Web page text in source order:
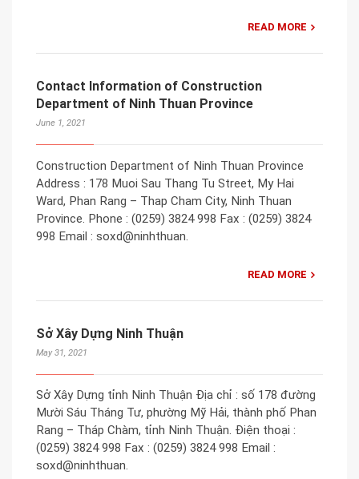
READ MORE
Contact Information of Construction
Department of Ninh Thuan Province
June 1, 2021
Construction Department of Ninh Thuan Province
Address : 178 Muoi Sau Thang Tu Street, My Hai
Ward, Phan Rang – Thap Cham City, Ninh Thuan
Province. Phone : (0259) 3824 998 Fax : (0259) 3824
998 Email : soxd@ninhthuan.
READ MORE
Sở Xây Dựng Ninh Thuận
May 31, 2021
Sở Xây Dựng tỉnh Ninh Thuận Địa chỉ : số 178 đường
Mười Sáu Tháng Tư, phường Mỹ Hải, thành phố Phan
Rang – Tháp Chàm, tỉnh Ninh Thuận. Điện thoại :
(0259) 3824 998 Fax : (0259) 3824 998 Email :
soxd@ninhthuan.